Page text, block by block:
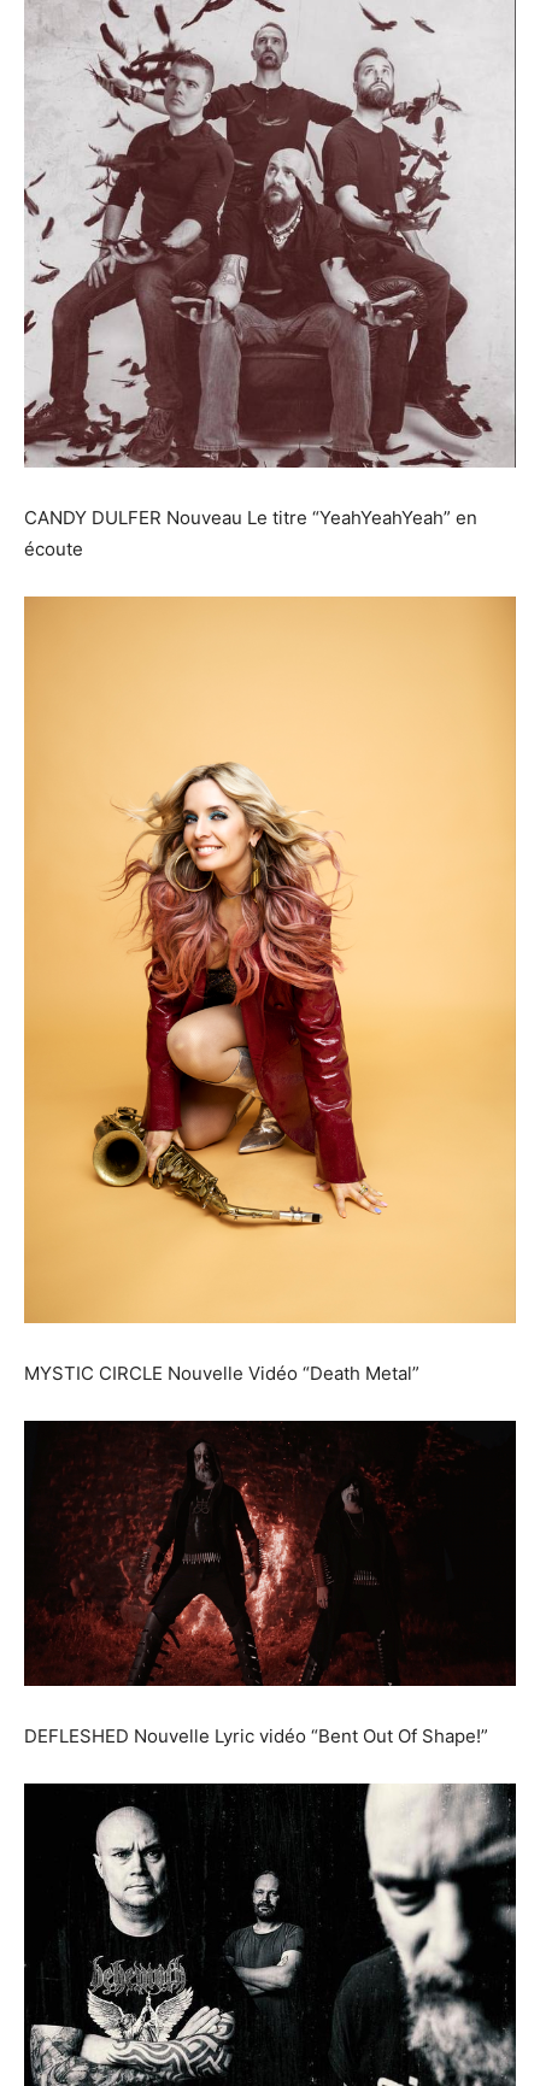
CANDY DULFER Nouveau Le titre “YeahYeahYeah” en
écoute
MYSTIC CIRCLE Nouvelle Vidéo “Death Metal”
DEFLESHED Nouvelle Lyric vidéo “Bent Out Of Shape!”